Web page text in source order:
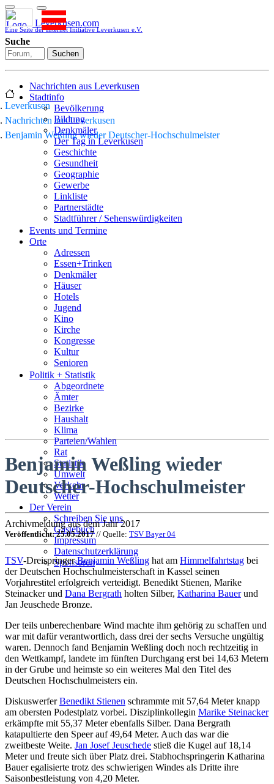
Leverkusen.com
Eine Seite der Internet Initiative Leverkusen e.V.
Suche
Suchen
Nachrichten aus Leverkusen
Stadtinfo
Bevölkerung
Bildung
Denkmäler
Der Tag in Leverkusen
Geschichte
Gesundheit
Geographie
Gewerbe
Linkliste
Partnerstädte
Stadtführer / Sehenswürdigkeiten
Stadtplan
Sport
Who is who
Wohnen
Events und Termine
Orte
Adressen
Essen+Trinken
Denkmäler
Häuser
Hotels
Jugend
Kino
Kirche
Kongresse
Kultur
Senioren
Stadtführer
Straßen
Politik + Statistik
Abgeordnete
Ämter
Bezirke
Haushalt
Klima
Parteien/Wahlen
Rat
Statistik
Umwelt
Verkehr
Wetter
Der Verein
Schreiben Sie uns
Gästebuch
Impressum
Datenschutzerklärung
Sponsoren
Leverkusen
Nachrichten aus Leverkusen
Benjamin Weßling wieder Deutscher-Hochschulmeister
Benjamin Weßling wieder
Deutscher-Hochschulmeister
Archivmeldung aus dem Jahr 2017
Veröffentlicht: 25.05.2017// Quelle: TSV Bayer 04
TSV-DreispringerBenjamin Weßling hat am Himmelfahrtstag bei
der Deutschen Hochschulmeisterschaft in Kassel seinen
Vorjahrestitel erfolgreich verteidigt. Benedikt Stienen, Marike
Steinacker und Dana Bergrath holten Silber, Katharina Bauerund
Jan Jeuschede Bronze.
Der teils unberechenbare Wind machte ihm gehörig zu schaffen und
war mit dafür verantwortlich, dass drei der sechs Versuche ungültig
waren. Dennoch fand Benjamin Weßling doch noch rechtzeitig in
den Wettkampf, landete im fünften Durchgang erst bei 14,63 Metern
in der Grube und heimste so ein weiteres Mal den Titel des
Deutschen Hochschulmeisters ein.
DiskuswerferBenedikt Stienen schrammte mit 57,64 Meter knapp
am obersten Podestplatz vorbei. Disziplinkollegin Marike Steinacker
erkämpfte mit 55,37 Meter ebenfalls Silber. Dana Bergrath
katapultierte den Speer auf 49,64 Meter. Auch das war die
zweitbeste Weite. Jan Josef Jeuschede stieß die Kugel auf 18,14
Meter und freute sich über Platz drei. Stabhochspringerin Katharina
Bauer egalisierte trotz des schwierigen Windes als Dritte ihre
Saisonbestleistung von 4,20 Meter.